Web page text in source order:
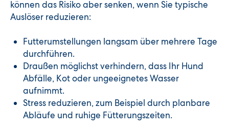
können das Risiko aber senken, wenn Sie typische
Auslöser reduzieren:
Futterumstellungen langsam über mehrere Tage
durchführen.
Draußen möglichst verhindern, dass Ihr Hund
Abfälle, Kot oder ungeeignetes Wasser
aufnimmt.
Stress reduzieren, zum Beispiel durch planbare
Abläufe und ruhige Fütterungszeiten.